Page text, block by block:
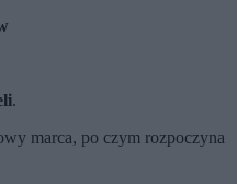
.
marca, po czym rozpoczyna